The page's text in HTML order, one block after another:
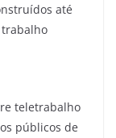
até
teletrabalho
públicos de